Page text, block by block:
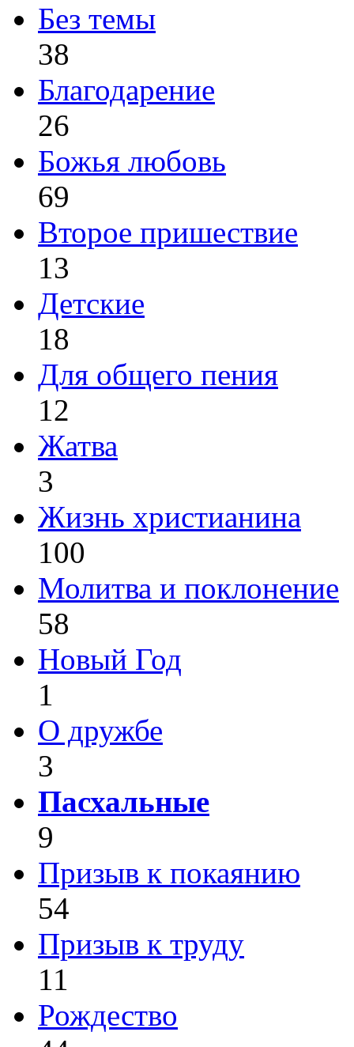
Без темы
38
Благодарение
26
Божья любовь
69
Второе пришествие
13
Детские
18
Для общего пения
12
Жатва
3
Жизнь христианина
100
Молитва и поклонение
58
Новый Год
1
О дружбе
3
Пасхальные
9
Призыв к покаянию
54
Призыв к труду
11
Рождество